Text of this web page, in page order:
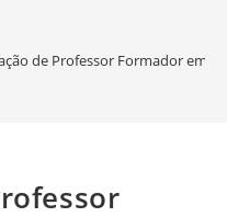
de Professor Formador em